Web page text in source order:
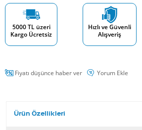
5000 TL üzeri
Kargo Ücretsiz
Hızlı ve Güvenli
Alışveriş
Fiyatı düşünce haber ver Yorum Ekle
Ürün Özellikleri